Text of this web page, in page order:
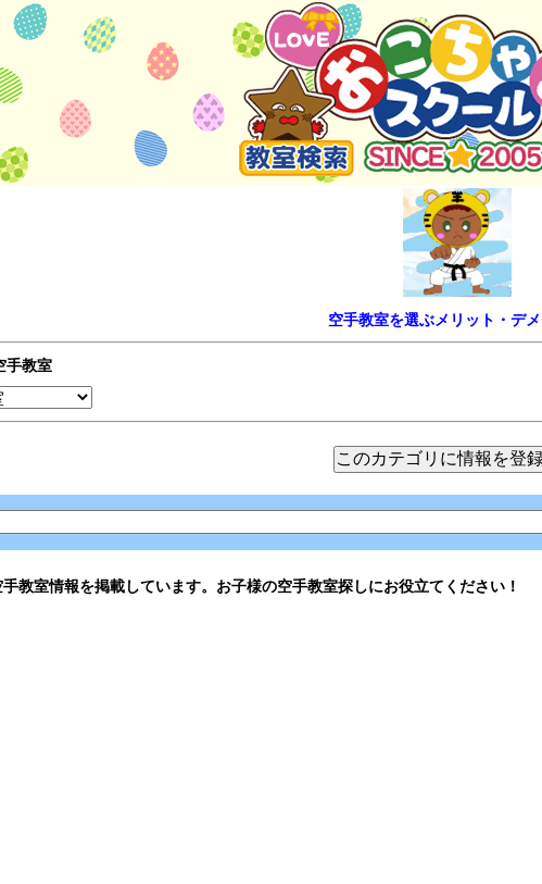
空手教室を選ぶメリット・デ
手教室
教室情報を掲載しています。お子様の空手教室探しにお役立てください！